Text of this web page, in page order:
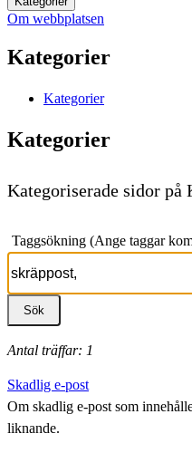
Om webbplatsen
Kategorier
Kategorier
Kategorier
Kategoriserade sidor på
Taggsökning (Ange taggar
Antal träffar: 1
Skadlig e-post
Om skadlig e-post som
liknande.